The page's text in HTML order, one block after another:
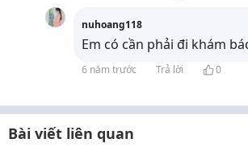
nuhoang118
Em có cần phải đi khám
6 năm trước Trả lời 0
Bài viết liên quan